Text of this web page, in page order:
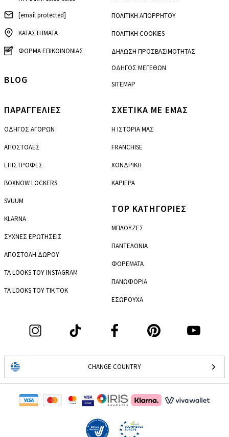
[email protected]
ΚΑΤΑΣΤΗΜΑΤΑ
ΦΟΡΜΑ ΕΠΙΚΟΙΝΩΝΙΑΣ
ΠΑΡΑΓΓΕΛΙΕΣ
ΟΔΗΓΟΣ ΑΓΟΡΩΝ
ΑΠΟΣΤΟΛΕΣ
ΕΠΙΣΤΡΟΦΕΣ
BOXNOW LOCKERS
SVUUM
KLARNA
ΣΥΧΝΕΣ ΕΡΩΤΗΣΕΙΣ
ΑΠΟΣΤΟΛΗ ΔΩΡΟΥ
ΤΑ LOOKS ΤΟΥ INSTAGRAM
ΤΑ LOOKS ΤΟΥ TIK TOK
ΠΟΛΙΤΙΚΗ ΑΠΟΡΡΗΤΟΥ
ΠΟΛΙΤΙΚΗ COOKIES
ΔΗΛΩΣΗ ΠΡΟΣΒΑΣΙΜΟΤΗΤΑΣ
ΟΔΗΓΟΣ ΜΕΓΕΘΩΝ
SITEMAP
ΣΧΕΤΙΚΑ ΜΕ ΕΜΑΣ
Η ΙΣΤΟΡΙΑ ΜΑΣ
FRANCHISE
ΧΟΝΔΡΙΚΗ
ΚΑΡΙΕΡΑ
CHANGE COUNTRY
TOP ΚΑΤΗΓΟΡΙΕΣ
ΜΠΛΟΥΖΕΣ
ΠΑΝΤΕΛΟΝΙΑ
ΦΟΡΕΜΑΤΑ
ΠΑΝΩΦΟΡΙΑ
ΕΣΩΡΟΥΧΑ
BLOG